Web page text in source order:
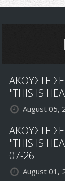
ΑΚΟΥΣΤΕ
"THIS IS
August 05,
ΑΚΟΥΣΤΕ
"THIS IS
07-26
August 01,